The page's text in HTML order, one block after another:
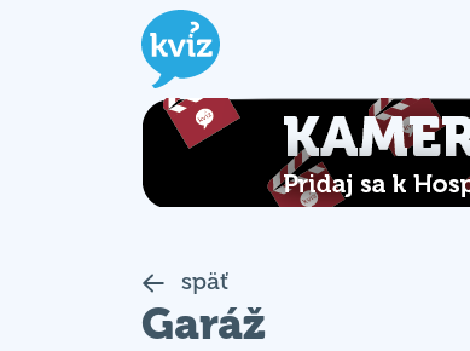
späť
Garáž